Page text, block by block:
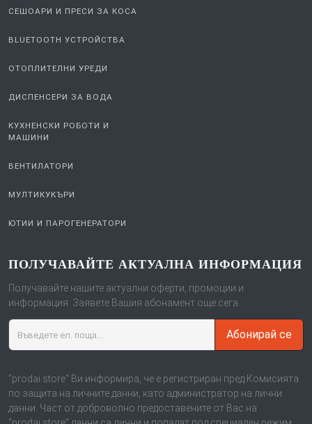
СЕШОАРИ И ПРЕСИ ЗА КОСА
BLUETOOTH УСТРОЙСТВА
ОТОПЛИТЕЛНИ УРЕДИ
ДИСПЕНСЕРИ ЗА ВОДА
КУХНЕНСКИ РОБОТИ И
МАШИНИ
ВЕНТИЛАТОРИ
МУЛТИКУКЪРИ
ЮТИИ И ПАРОГЕНЕРАТОРИ
ПОЛУЧАВАЙТЕ АКТУАЛНА ИНФОРМАЦИЯ
Получавайте нашите актуални оферти, промоции и
информация. Заявете Вашия абонамент още сега.
Абонирай се
“prodai.store“ Ви информира, че е регистриран пред Комисията
по защита на личните данни, като администратор на лични
данни. Част от доброволно предоставените от Вас на